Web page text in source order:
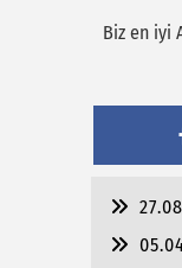
Biz en iyi